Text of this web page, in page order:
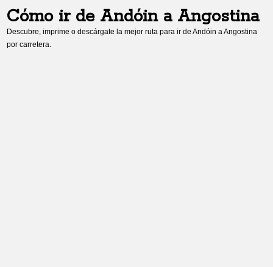
Cómo ir de Andóina Angostina
Descubre, imprime o descárgate la mejor ruta para ir deAndóin aAngostina
por carretera.